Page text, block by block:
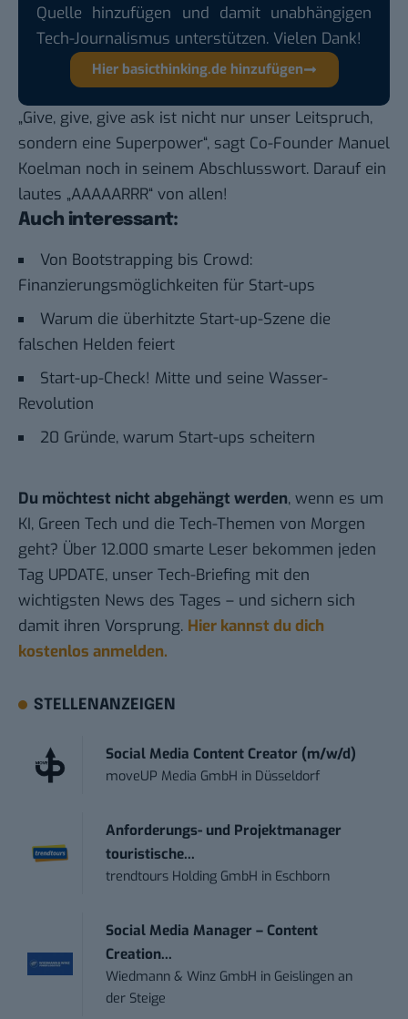
Quelle hinzufügen und damit unabhängigen
Tech-Journalismus unterstützen. Vielen Dank!
Hier basicthinking.de hinzufügen
„Give, give, give ask ist nicht nur unser Leitspruch,
sondern eine Superpower“, sagt Co-Founder Manuel
Koelman noch in seinem Abschlusswort. Darauf ein
lautes „AAAAARRR“ von allen!
Auch interessant:
Von Bootstrapping bis Crowd:
Finanzierungsmöglichkeiten für Start-ups
Warum die überhitzte Start-up-Szene die
falschen Helden feiert
Start-up-Check! Mitte und seine Wasser-
Revolution
20 Gründe, warum Start-ups scheitern
Du möchtest nicht abgehängt werden, wenn es um
KI, Green Tech und die Tech-Themen von Morgen
geht? Über 12.000 smarte Leser bekommen jeden
Tag UPDATE, unser Tech-Briefing mit den
wichtigsten News des Tages – und sichern sich
damit ihren Vorsprung. Hier kannst du dich
kostenlos anmelden.
STELLENANZEIGEN
Social Media Content Creator (m/w/d)
moveUP Media GmbH in Düsseldorf
Anforderungs- und Projektmanager
touristische...
trendtours Holding GmbH in Eschborn
Social Media Manager – Content
Creation...
Wiedmann & Winz GmbH in Geislingen an
der Steige